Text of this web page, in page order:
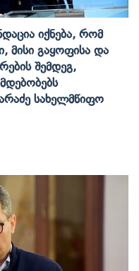
Იქნება, Რომ
Მისი Გაყოფისა Და
Შემდეგ,
Სახელმწიფო